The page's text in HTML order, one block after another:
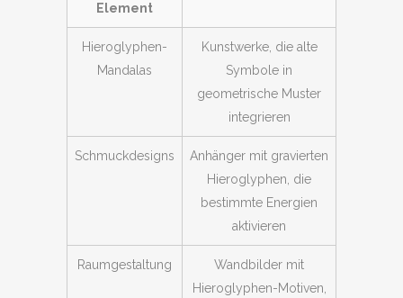
Element
Hieroglyphen-
Mandalas
Kunstwerke, die alte
Symbole in
geometrische Muster
integrieren
Schmuckdesigns
Anhänger mit gravierten
Hieroglyphen, die
bestimmte Energien
aktivieren
Raumgestaltung
Wandbilder mit
Hieroglyphen-Motiven,